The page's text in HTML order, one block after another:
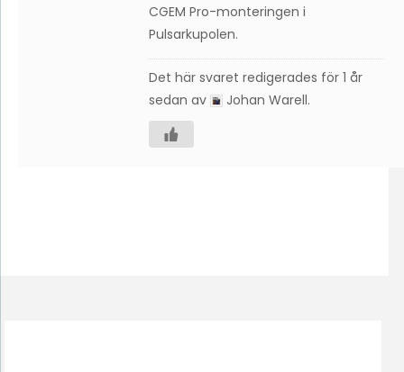
CGEM Pro-monteringen i
Pulsarkupolen.
Det här svaret redigerades för 1 år
sedan av
Johan Warell.